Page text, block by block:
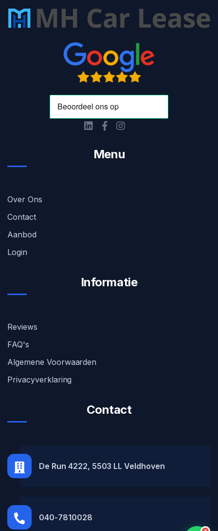
Menu
Over Ons
Contact
Aanbod
Login
Informatie
Reviews
FAQ's
Algemene Voorwaarden
Privacyverklaring
Contact
De Run 4222, 5503 LL Veldhoven
040-7810028